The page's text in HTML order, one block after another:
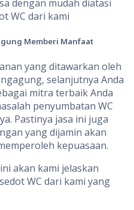
dengan mudah diatasi
WC dari kami
Memberi Manfaat
yang ditawarkan oleh
selanjutnya Anda
mitra terbaik Anda
penyumbatan WC
Pastinya jasa ini juga
yang dijamin akan
kepuasaan.
akan kami jelaskan
WC dari kami yang